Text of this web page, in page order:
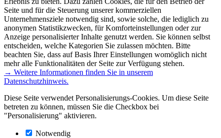
Seite und für die Steuerung unserer kommerziellen
Unternehmensziele notwendig sind, sowie solche, die lediglich zu
anonymen Statistikzwecken, für Komforteinstellungen oder zur
Anzeige personalisierter Inhalte genutzt werden. Sie können selbst
entscheiden, welche Kategorien Sie zulassen möchten. Bitte
beachten Sie, dass auf Basis Ihrer Einstellungen womöglich nicht
mehr alle Funktionalitäten der Seite zur Verfügung stehen.
→ Weitere Informationen finden Sie in unserem
Datenschutzhinweis.
Diese Seite verwendet Personalisierungs-Cookies. Um diese Seite
betreten zu können, müssen Sie die Checkbox bei
"Personalisierung" aktivieren.
Notwendig